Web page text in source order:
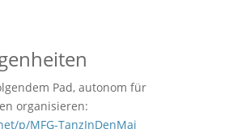
Pad, autonom für
organisieren:
p/MFG-TanzInDenMai